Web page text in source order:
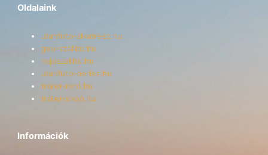
Oldalaink
utanfuto-alkatresz.hu
gep-szallito.hu
hajoszallito.hu
utanfuto-berles.hu
trailer-rent.hu
trailer-shop.hu
Információk